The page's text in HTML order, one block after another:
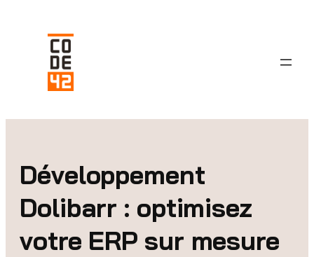
contenu
Développement
Dolibarr : optimisez
votre ERP sur mesure